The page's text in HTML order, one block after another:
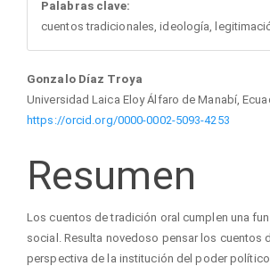
Palabras clave:
cuentos tradicionales, ideología,
Contenido
principal
del
artículo
Gonzalo Díaz Troya
Universidad Laica Eloy Álfaro de Manabí,
https://orcid.org/0000-0002-5093-4253
Resumen
Los cuentos de tradición oral cumplen una
social. Resulta novedoso pensar los cuentos
perspectiva de la institución del poder